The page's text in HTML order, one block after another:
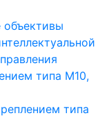
объективы
типа M10,
типа